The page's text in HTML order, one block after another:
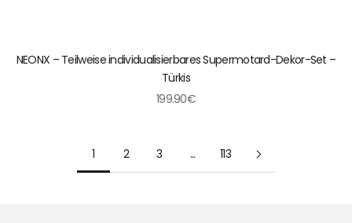
NEONX – Teilweise individualisierbares Supermotard-Dekor-Set –
Türkis
199.90€
1 2 3 ... 113